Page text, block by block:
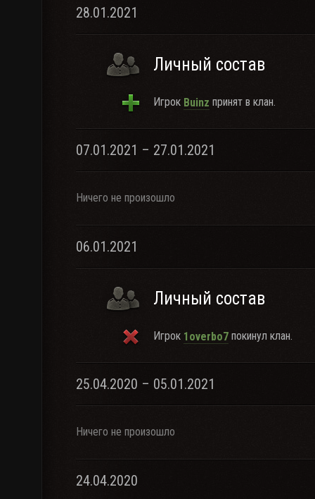
28.01.2021
Личный состав
Игрок Buinz принят в клан.
07.01.2021 – 27.01.2021
Ничего не произошло
06.01.2021
Личный состав
Игрок 1overbo7 покинул клан.
25.04.2020 – 05.01.2021
Ничего не произошло
24.04.2020